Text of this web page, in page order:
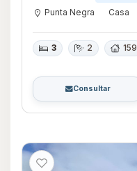
Punta Negra Casa
3 2 159
Consultar